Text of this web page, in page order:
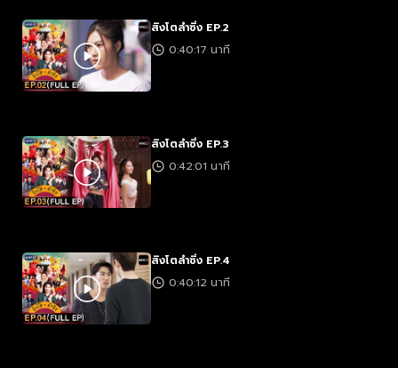
สิงโตลำซิ่ง EP.2
0:40:17 นาที
สิงโตลำซิ่ง EP.3
0:42:01 นาที
สิงโตลำซิ่ง EP.4
0:40:12 นาที